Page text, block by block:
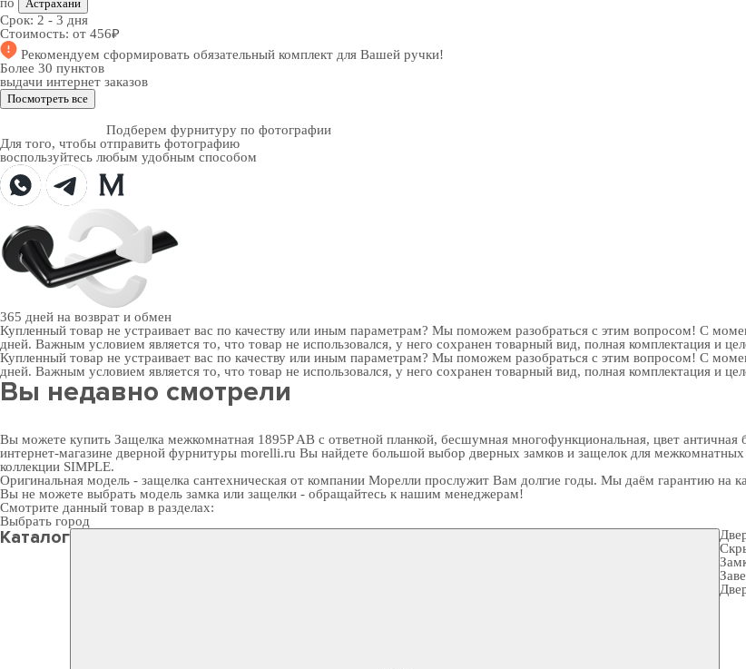
Астрахани
Срок: 2 - 3 дня
Стоимость: от 456₽
Рекомендуем сформировать обязательный комплект для Вашей ручки!
Более 30 пунктов
выдачи интернет заказов
Посмотреть все
Подберем фурнитуру по фотографии
Для того, чтобы отправить фотографию
воспользуйтесь любым удобным способом
365 дней на возврат и обмен
Купленный товар не устраивает вас по качеству или иным параметрам? Мы поможем разобраться с этим вопросом! С
дней. Важным условием является то, что товар не использовался, у него сохранен товарный вид, полная комплектация и
Купленный товар не устраивает вас по качеству или иным параметрам? Мы поможем разобраться с этим вопросом! С
дней. Важным условием является то, что товар не использовался, у него сохранен товарный вид, полная комплектация и
Вы недавно смотрели
Вы можете купить Защелка межкомнатная 1895P AB с ответной планкой, бесшумная многофункциональная, цвет
интернет-магазине дверной фурнитуры morelli.ru Вы найдете большой выбор дверных замков и защелок для межкомнатных
коллекции SIMPLE.
Оригинальная модель - защелка сантехническая от компании Морелли прослужит Вам долгие годы. Мы даём гарантию на
Вы не можете выбрать модель замка или защелки - обращайтесь к нашим менеджерам!
Смотрите данный товар в разделах:
Выбрать город
Каталог